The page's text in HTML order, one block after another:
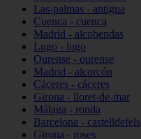
Las-palmas - antigua
Cuenca - cuenca
Madrid - alcobendas
Lugo - lugo
Ourense - ourense
Madrid - alcorcón
Cáceres - cáceres
Girona - lloret-de-mar
Málaga - ronda
Barcelona - castelldefels
Girona - roses